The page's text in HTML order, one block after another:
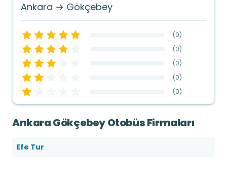
Ankara → Gökçebey
(0)
(0)
(0)
(0)
(0)
Ankara Gökçebey Otobüs Firmaları
Efe Tur